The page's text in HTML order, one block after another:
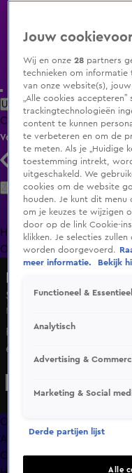
Uitzending Gemist Populaire
ClipsFilmsRadioSmart
Volg KIJK
Zoeken
HomeUitzending Gemist
OranjezomerLivestreams
Seizoen 3, aflevering 211
Ma 29 juni, 20:05
Ricky en Anouk zijn
elkaar te staan.
Overzicht
Afleveringen
Clips
Jouw
Wij en onze28 partners
technieken om informatie
van onze website(s),
„Alle cookies
trackingtechnologieën
content te kunnen
te verbeteren en om de
te meten. Als je „Huidige
toestemming intrekt,
uitgeschakeld. We
cookies om de website
houden. Je kunt dit
om je keuzes te wijzigen
door op de link Cookie-
klikken. Je selecties
worden doorgevoerd.
meer informatie.
Bekijk
Functioneel & Essentieel
Analytisch
Advertising &
Marketing & Social
Derde partijen lijst
Alle